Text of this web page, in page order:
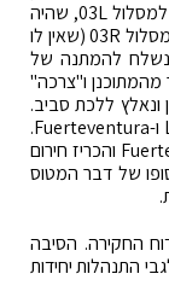
קנריה. כאשר המטוס הגיע ליעד, הוא ביצע גישה למסלול 03L, שהיה
סגור ב-NOTAM, מתוך כוונה לבצע Side Step למסלול 03R (שאין לו
נשלח להמתנה של
ארכה 18 דקות יותר מהמתוכנן ו"צרכה"
ונאלץ ללכת סביב.
לצוות היו שני שדות משנה מתוכננים, Lanzarote ו-Fuerteventura.
עקב יתרת הדלק הנמוכה הצוות פנה ל-Fuerteventura והכריז חירום
של דבר המטוס
החקירה. הסיבה
התנהלות יחידות